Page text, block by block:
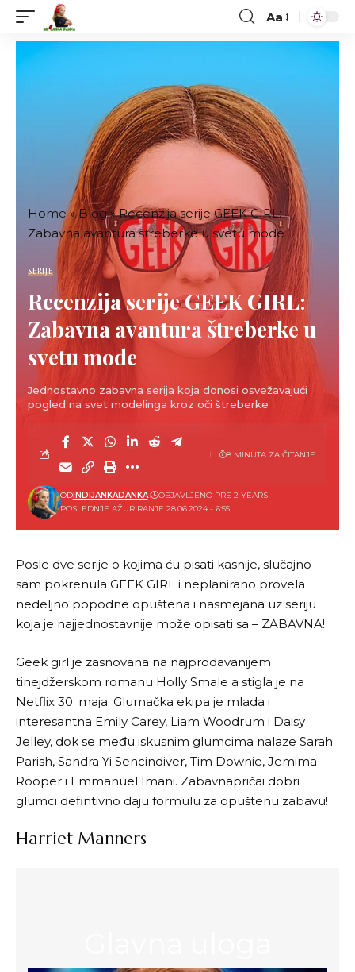
Font
Resizer
Aa
Home»Blog»Recenzija serije GEEK GIRL:
Zabavna avantura štreberke u svetu mode
SERIJE
Recenzija serije GEEK GIRL:
Zabavna avantura štreberke u
svetu mode
Jednostavno zabavna serija koja donosi osvežavajući
pogled na svet modelinga kroz oči štreberke
POSLEDNJE AŽURIRANJE 28.06.2024 - 6:55
ODINDIJANKADANKA OBJAVLJENO PRE 2 YEARS
8 MINUTA ZA ČITANJE
Posle dve serije o kojima ću pisati kasnije, slučajno
sam pokrenula GEEK GIRL i neplanirano provela
nedeljno popodne opuštena i nasmejana uz seriju
koja je najjednostavnije može opisati sa – ZABAVNA!
Geek girl je zasnovana na najprodavanijem
tinejdžerskom romanu Holly Smale a stigla je na
Netflix 30. maja. Glumačka ekipa je mlada i
interesantna Emily Carey, Liam Woodrum i Daisy
Jelley, dok se među iskusnim glumcima nalaze Sarah
Parish, Sandra Yi Sencindiver, Tim Downie, Jemima
Rooper i Emmanuel Imani. Zabavnapričai dobri
glumci defintivno daju formulu za opuštenu zabavu!
Harriet Manners